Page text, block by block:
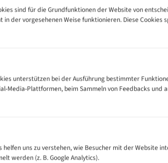
Tabelle
300
500
M (mm)
sind für die Grundfunktionen der Website von
in der vorgesehenen Weise funktionieren. Diese Cookies
unterstützen bei der Ausführung bestimmter
Media-Plattformen, beim Sammeln von Feedbacks und
helfen uns zu verstehen, wie Besucher mit der Website
werden (z. B. Google Analytics).